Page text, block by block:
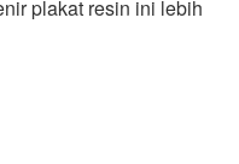
plakat resin ini lebih